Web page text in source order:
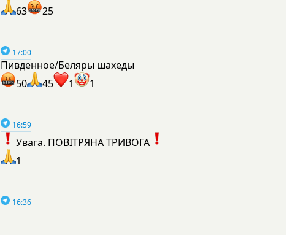
63
25
17:00
Пивденное/Беляры шахеды
50
45 1 1
16:59
Увага. ПОВІТРЯНА ТРИВОГА
1
16:36